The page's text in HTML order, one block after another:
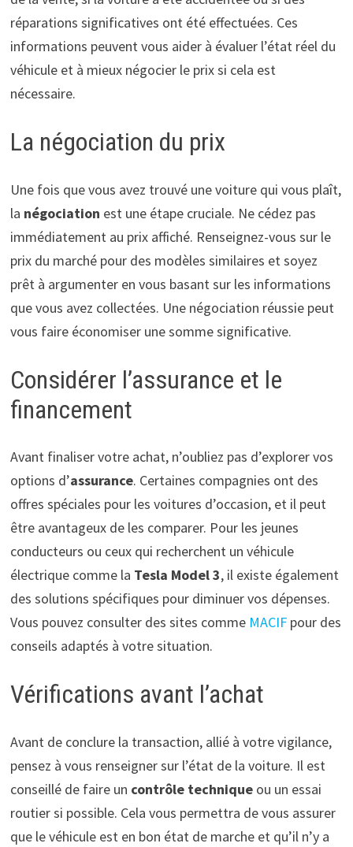
réparations significatives ont été effectuées. Ces
informations peuvent vous aider à évaluer l’état réel du
véhicule et à mieux négocier le prix si cela est
nécessaire.
La négociation du prix
Une fois que vous avez trouvé une voiture qui vous plaît,
la négociation est une étape cruciale. Ne cédez pas
immédiatement au prix affiché. Renseignez-vous sur le
prix du marché pour des modèles similaires et soyez
prêt à argumenter en vous basant sur les informations
que vous avez collectées. Une négociation réussie peut
vous faire économiser une somme significative.
Considérer l’assurance et le
financement
Avant finaliser votre achat, n’oubliez pas d’explorer vos
options d’assurance. Certaines compagnies ont des
offres spéciales pour les voitures d’occasion, et il peut
être avantageux de les comparer. Pour les jeunes
conducteurs ou ceux qui recherchent un véhicule
électrique comme la Tesla Model 3, il existe également
des solutions spécifiques pour diminuer vos dépenses.
Vous pouvez consulter des sites comme MACIFpour des
conseils adaptés à votre situation.
Vérifications avant l’achat
Avant de conclure la transaction, allié à votre vigilance,
pensez à vous renseigner sur l’état de la voiture. Il est
conseillé de faire un contrôle techniqueou un essai
routier si possible. Cela vous permettra de vous assurer
que le véhicule est en bon état de marche et qu’il n’y a